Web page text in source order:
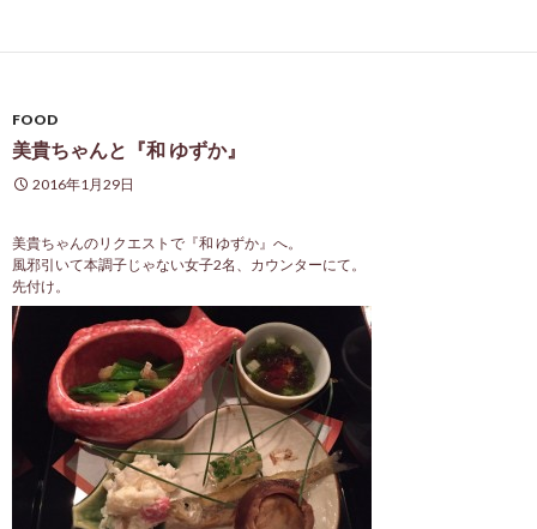
FOOD
美貴ちゃんと『和 ゆずか』
2016年1月29日
美貴ちゃんのリクエストで『和 ゆずか』へ。
風邪引いて本調子じゃない女子2名、カウンターにて。
先付け。